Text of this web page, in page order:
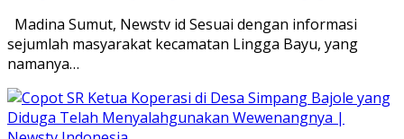
Madina Sumut, Newstv id Sesuai dengan informasi
sejumlah masyarakat kecamatan Lingga Bayu, yang
namanya…